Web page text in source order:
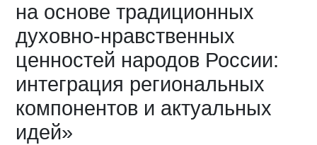
на основе традиционных
духовно-нравственных
ценностей народов России:
интеграция региональных
компонентов и актуальных
идей»